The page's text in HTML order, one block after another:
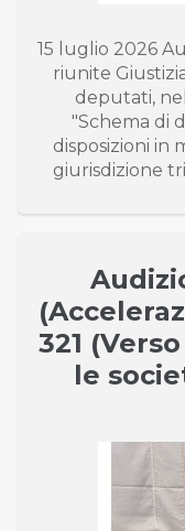
15 luglio 2026
riunite
deputati,
"Schema di
disposizioni in
giurisdizione
321
le